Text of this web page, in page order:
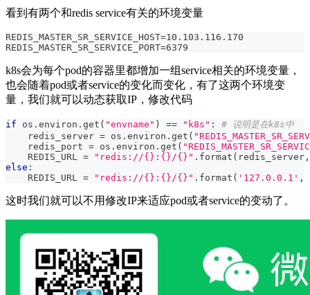
看到有两个和redis service有关的环境变量
REDIS_MASTER_SR_SERVICE_HOST=10.103.116.170
REDIS_MASTER_SR_SERVICE_PORT=6379
k8s会为每个pod的容器里都增加一组service相关的环境变量，
也会随着pod或者service的变化而变化，有了这两个环境变
量，我们就可以动态获取IP，修改代码
if os . environ . get ( "envname" ) == "k8s" :
# 说明是在k8s中
    redis_server
= os . environ . get (
    redis_port
= os . environ . get (
    REDIS_URL
= "redis://{}:{}/{}" . format ( redis_server ,
else :
    REDIS_URL
= "redis://{}:{}/{}" . format ( '127.0.0.1' ,
这时我们就可以不用修改IP来适应pod或者service的变动了。